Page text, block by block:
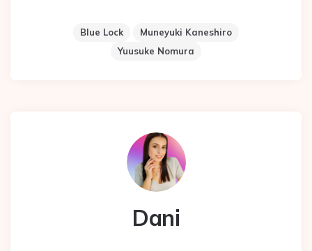
Blue Lock
Muneyuki Kaneshiro
Yuusuke Nomura
Dani